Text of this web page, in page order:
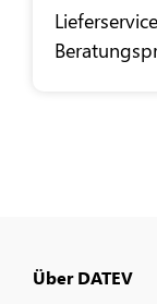
Über DATEV